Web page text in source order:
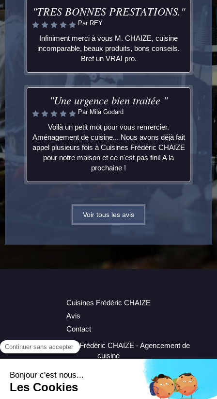
"TRES BONNES PRESTATIONS."
Par REY
Infiniment merci à vous M. CHAIZE, cuisine
incomparable, beaux produits, bons conseils.
Bref un VRAI pro.
"Une urgence bien traitée "
Par Mila Godard
Voilà un petit mot pour vous remercier.
Aménagement de cuisine... Nous avons déjà fait
appel plusieurs fois à Cuisines Frédéric CHAIZE
pour notre maison et ce n'est pas fini! A la
prochaine !
Voir tous les avis
Cuisines Frédéric CHAIZE
Avis
Contact
©2018 Cuisines Frédéric CHAIZE - Agencement de
cuisine
Plan du site